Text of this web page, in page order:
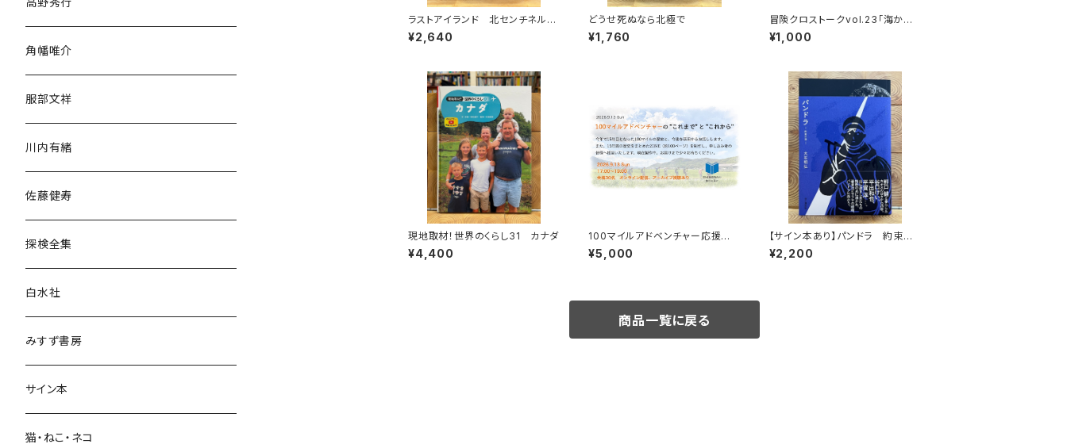
ラストアイランド 北センチネル
島 なぜ外界との接触を拒み続け
るのか
¥2,640
どうせ死ぬなら北極で
¥1,760
冒険クロストークvol.23「海から
目指す、世界最高峰」録画視聴権
¥1,000
現地取材！世界のくらし31 カナダ
¥4,400
100マイルアドベンチャー応援企
画 9月13日トーク＆100マイル
の歴史ZINE贈呈
¥5,000
【サイン本あり】パンドラ 約束の
頂
¥2,200
商品一覧に戻る
民族・風習
言語・ことば
角幡唯介
服部文祥
川内有緒
佐藤健寿
探検全集
白水社
みすず書房
サイン本
猫・ねこ・ネコ